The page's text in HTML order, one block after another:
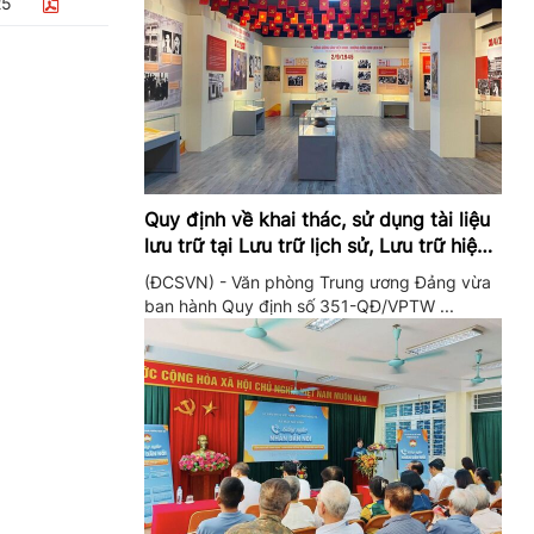
Quy định về khai thác, sử dụng tài liệu
lưu trữ tại Lưu trữ lịch sử, Lưu trữ hiện
hành của Trung ương Đảng và Văn
phòng Trung ương Đảng
(ĐCSVN) - Văn phòng Trung ương Đảng vừa
ban hành Quy định số 351-QĐ/VPTW ...